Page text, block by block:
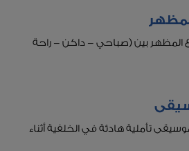
المظهر بين (صباحي - داكن - راحة
تأملية هادئة في الخلفية أثناء